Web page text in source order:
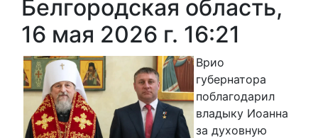
Белгородская область,
16 мая 2026 г. 16:21
Врио
губернатора
поблагодарил
владыку Иоанна
за духовную